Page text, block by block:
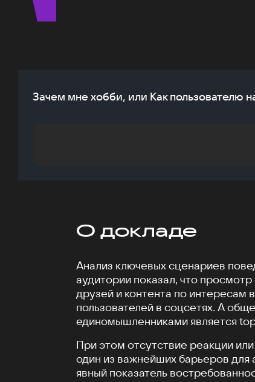
Зачем мне хобби, или Как пользователю
О докладе
Анализ ключевых сценариев
аудитории показал, что
друзей и контента по интересам
пользователей в соцсетях. А
единомышленниками является
При этом отсутствие реакции
один из важнейших барьеров для
явный показатель